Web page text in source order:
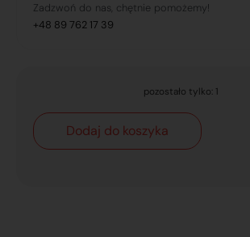
Zadzwoń do nas, chętnie pomożemy!
+48 89 762 17 39
pozostało tylko: 1
Dodaj do koszyka